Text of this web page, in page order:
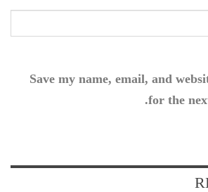
Save my name, email, and
for the